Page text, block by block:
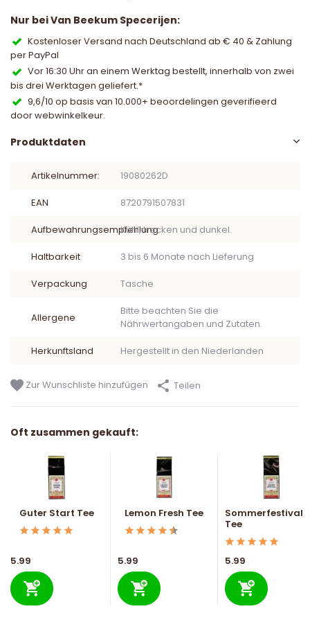
Nur bei Van Beekum Specerijen:
Kostenloser Versand nach Deutschland ab € 40 & Zahlung
per PayPal
Vor 16:30 Uhr an einem Werktag bestellt, innerhalb von zwei
bis drei Werktagen geliefert.*
9,6/10 op basis van 10.000+ beoordelingen geverifieerd
door webwinkelkeur.
Produktdaten
Artikelnummer: 19080262D
EAN 8720791507831
AufbewahrungsempfehlungKühl, trocken und dunkel.
Haltbarkeit 3 bis 6 Monate nach Lieferung
Verpackung Tasche
Allergene
Bitte beachten Sie die
Nährwertangaben und Zutaten.
Herkunftsland Hergestellt in den Niederlanden
Zur Wunschliste hinzufügen Teilen
Oft zusammen gekauft:
Guter Start Tee
5.99
Lemon Fresh Tee
5.99
Sommerfestival
Tee
5.99